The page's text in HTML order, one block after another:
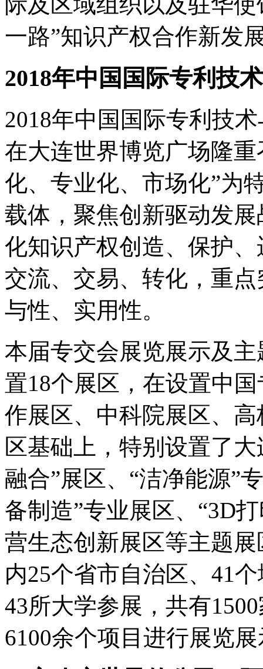
一路”知识产权合作新发
2018年中国国际专利技
2018年中国国际专利技
在大连世界博览广场隆
化、专业化、市场化”为
载体，聚焦创新驱动发
化知识产权创造、保护
交流、交易、转化，重
与性、实用性。
本届专交会展览展示及
置18个展区，在设置中
作展区、中科院展区、
区基础上，特别设置了
融合”展区、“洁净能源”
备制造”专业展区、“3D
营生态创新展区等主题
内25个省市自治区、41
43所大学参展，共有
6100余个项目进行展览